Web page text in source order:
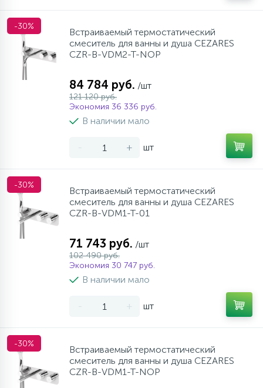
-30%
Встраиваемый термостатический
смеситель для ванны и душа CEZARES
CZR-B-VDM2-T-NOP
84 784 руб. /шт
121 120 руб.
Экономия 36 336 руб.
В наличии мало
- + шт
-30%
Встраиваемый термостатический
смеситель для ванны и душа CEZARES
CZR-B-VDM1-T-01
71 743 руб. /шт
102 490 руб.
Экономия 30 747 руб.
В наличии мало
- + шт
-30%
Встраиваемый термостатический
смеситель для ванны и душа CEZARES
CZR-B-VDM1-T-NOP